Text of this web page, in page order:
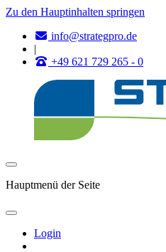
Zu den Hauptinhalten springen
info@strategpro.de
|
+49 621 729 265 - 0
Hauptmenü der Seite
Login